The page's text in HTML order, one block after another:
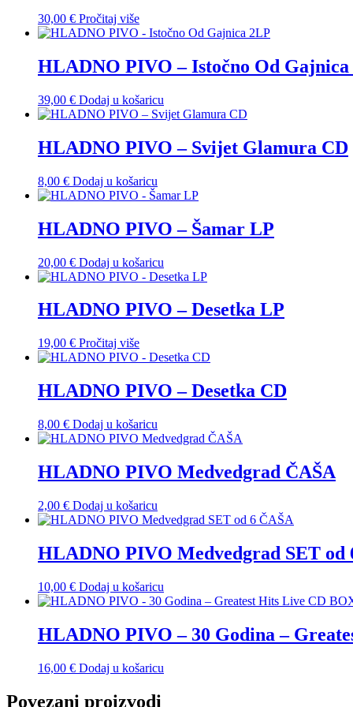
30,00 € Pročitaj više
HLADNO PIVO – Istočno Od
39,00 € Dodaj u košaricu
HLADNO PIVO – Svijet Glamura CD
8,00 € Dodaj u košaricu
HLADNO PIVO – Šamar LP
20,00 € Dodaj u košaricu
HLADNO PIVO – Desetka LP
19,00 € Pročitaj više
HLADNO PIVO – Desetka CD
8,00 € Dodaj u košaricu
HLADNO PIVO Medvedgrad ČAŠA
2,00 € Dodaj u košaricu
HLADNO PIVO Medvedgrad SET od
10,00 € Dodaj u košaricu
HLADNO PIVO – 30 Godina –
16,00 € Dodaj u košaricu
Povezani proizvodi